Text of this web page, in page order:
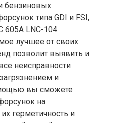
бензиновых
типа GDI и FSI,
605A LNC-104
лучшее от своих
позволит выявить и
неисправности
и
вы сможете
на
герметичность и